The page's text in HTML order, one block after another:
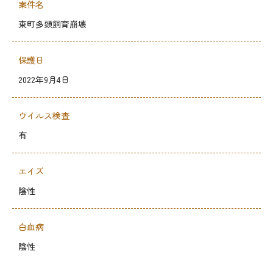
案件名
東町多頭飼育崩壊
保護日
2022年9月4日
ウイルス検査
有
エイズ
陰性
白血病
陰性